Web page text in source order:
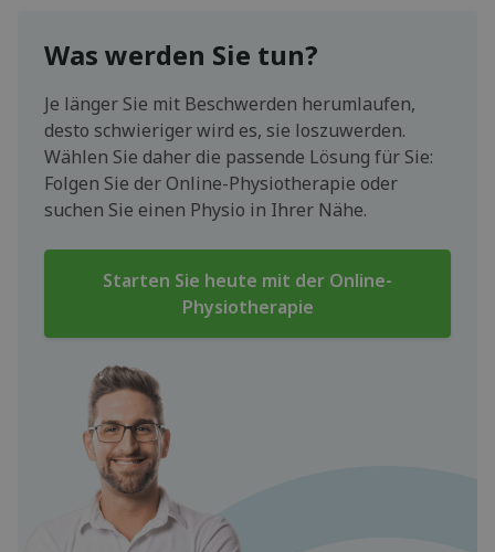
Was werden Sie tun?
Je länger Sie mit Beschwerden herumlaufen,
desto schwieriger wird es, sie loszuwerden.
Wählen Sie daher die passende Lösung für Sie:
Folgen Sie der Online-Physiotherapie oder
suchen Sie einen Physio in Ihrer Nähe.
Starten Sie heute mit der Online-
Physiotherapie